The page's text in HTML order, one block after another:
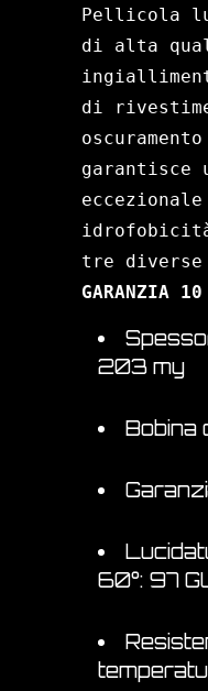
Pellicola
di alta
di
garantisce
tre diverse
GARANZIA
203 my
Bobina
60°: 97